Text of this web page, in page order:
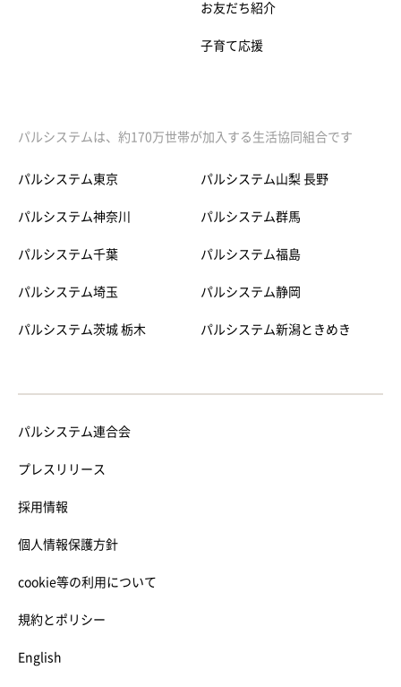
お友だち紹介
子育て応援
パルシステムは、約170万世帯が加入する生活協同組合です
パルシステム東京
パルシステム神奈川
パルシステム千葉
パルシステム埼玉
パルシステム茨城 栃木
パルシステム山梨 長野
パルシステム群馬
パルシステム福島
パルシステム静岡
パルシステム新潟ときめき
パルシステム連合会
プレスリリース
採用情報
個人情報保護方針
cookie等の利用について
規約とポリシー
English